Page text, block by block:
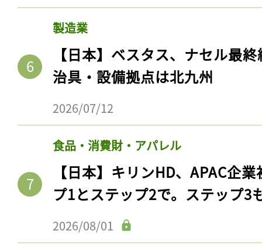
製造業
【日本】ベスタス、ナセル最
治具・設備拠点は北九州
2026/07/12
食品・消費財・アパレル
【日本】キリンHD、APAC企
プ1とステップ2で。ステップ3
2026/08/01
記事をお気に入りに